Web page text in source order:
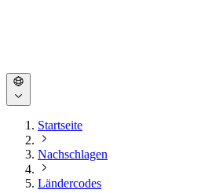
Startseite
Nachschlagen
Ländercodes